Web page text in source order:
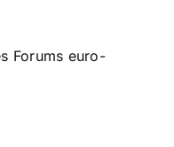
Forums euro-